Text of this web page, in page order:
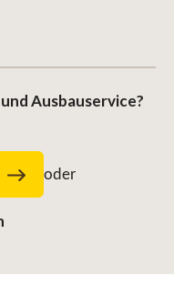
Ausbauservice?
oder